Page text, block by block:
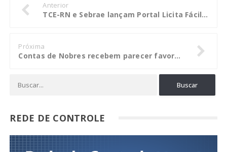
Anterior
TCE-RN e Sebrae lançam Portal Licita Fácil para estimular pequenos empreendedores no RN
Próxima
Contas de Nobres recebem parecer favorável, com recomendações ao atual gestor
REDE DE CONTROLE